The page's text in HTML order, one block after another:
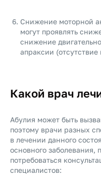
Снижение моторной
могут проявлять
снижение
апраксии
Какой врач
Абулия может быть
поэтому врачи разных
в лечении данного
основного заболевания,
потребоваться
специалистов: